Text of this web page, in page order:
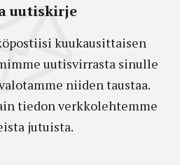
uutiskirje
kuukausittaisen
uutisvirrasta sinulle
niiden taustaa.
tiedon verkkolehtemme
jutuista.